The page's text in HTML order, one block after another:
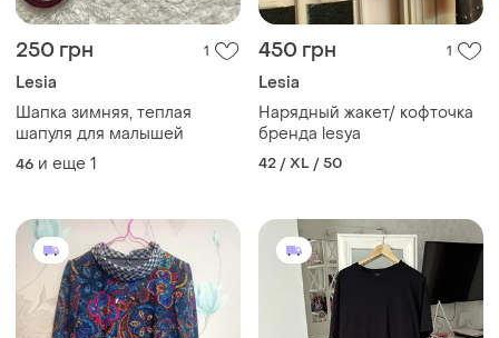
250 грн 1
Lesia
Шапка зимняя, теплая
шапуля для малышей
46 и еще 1
450 грн 1
Lesia
Нарядный жакет/ кофточка
бренда lesya
42 / XL / 50